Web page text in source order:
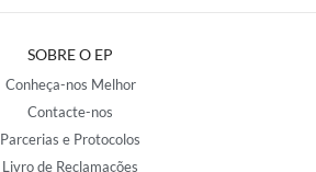
SOBRE O EP
Conheça-nos Melhor
Contacte-nos
Parcerias e Protocolos
Livro de Reclamações